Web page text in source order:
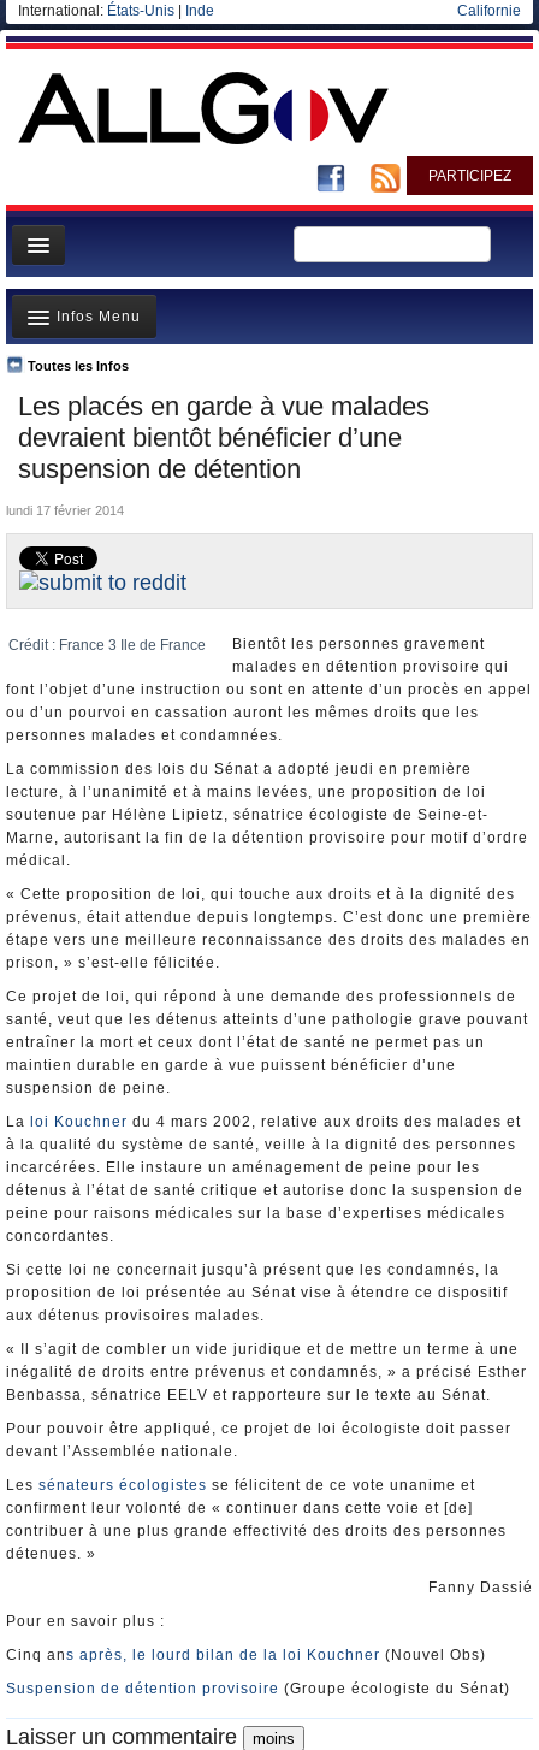
International: États-Unis Inde Californie
PARTICIPEZ
Page d'accueil
Infos
Gouvernement
Ministères/Directions
Blog
Elections européennes
Les placés en garde à vue malades
devraient bientôt bénéficier d’une
suspension de détention
Toutes les Infos
Infos Menu
A la Une
Polémiques
Où va l’argent?
Elections européennes
lundi 17 février 2014
Crédit : France 3 Ile de France
Bientôt les personnes gravement
malades en détention provisoire qui
font l’objet d’une instruction ou sont en attente d’un procès en appel
ou d’un pourvoi en cassation auront les mêmes droits que les
personnes malades et condamnées.
La commission des lois du Sénat a adopté jeudi en première
lecture, à l’unanimité et à mains levées, une proposition de loi
soutenue par Hélène Lipietz, sénatrice écologiste de Seine-et-
Marne, autorisant la fin de la détention provisoire pour motif d’ordre
médical.
« Cette proposition de loi, qui touche aux droits et à la dignité des
prévenus, était attendue depuis longtemps. C’est donc une première
étape vers une meilleure reconnaissance des droits des malades en
prison, » s’est-elle félicitée.
Ce projet de loi, qui répond à une demande des professionnels de
santé, veut que les détenus atteints d’une pathologie grave pouvant
entraîner la mort et ceux dont l’état de santé ne permet pas un
maintien durable en garde à vue puissent bénéficier d’une
suspension de peine.
La
loi Kouchner du 4 mars 2002, relative aux droits des malades et
à la qualité du système de santé, veille à la dignité des personnes
incarcérées. Elle instaure un aménagement de peine pour les
détenus à l’état de santé critique et autorise donc la suspension de
peine pour raisons médicales sur la base d’expertises médicales
concordantes.
Si cette loi ne concernait jusqu’à présent que les condamnés, la
proposition de loi présentée au Sénat vise à étendre ce dispositif
aux détenus provisoires malades.
« Il s’agit de combler un vide juridique et de mettre un terme à une
inégalité de droits entre prévenus et condamnés, » a précisé Esther
Benbassa, sénatrice EELV et rapporteure sur le texte au Sénat.
Pour pouvoir être appliqué, ce projet de loi écologiste doit passer
devant l’Assemblée nationale.
Les sénateurs écologistes se félicitent de ce vote unanime et
confirment leur volonté de « continuer dans cette voie et [de]
contribuer à une plus grande effectivité des droits des personnes
détenues. »
Fanny Dassié
Pour en savoir plus :
Cinq ans après, le lourd bilan de la loi Kouchner (Nouvel Obs)
Suspension de détention provisoire (Groupe écologiste du Sénat)
Laisser un commentaire